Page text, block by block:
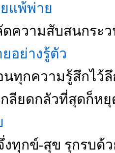
ยแพ้พ่าย
ดความสับสนกระว
ยอย่างรู้ตัว
นทุกความรู้สึกไว้
กลียดกลัวที่สุดก็ห
งทุกข์-สุข รุกรบด้